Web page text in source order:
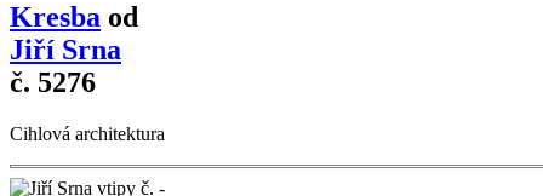
Kresba od
Jiří Srna
č. 5276
Cihlová architektura